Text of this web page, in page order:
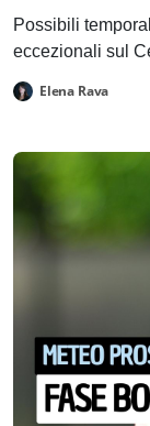
Possibili
eccezionali sul
Elena Rava